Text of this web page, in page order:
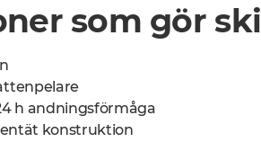
som gör
h andningsförmåga
konstruktion